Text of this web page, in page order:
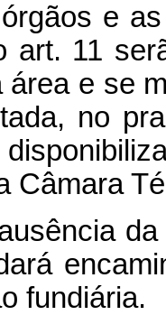
e
art. 11
área e se
no
Câmara
fundiária.